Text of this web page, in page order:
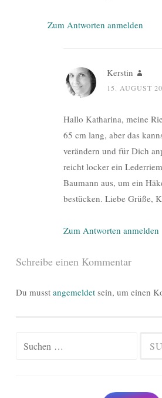
Zum Antworten anmelden
Kerstin
15. AUGUST
Hallo Katharina, meine
65 cm lang, aber das
verändern und für Dich
reicht locker ein
Baumann aus, um ein
bestücken. Liebe Grüße,
Zum Antworten anmelden
Schreibe einen Kommentar
Du musst angemeldet sein, um einen
Suchen